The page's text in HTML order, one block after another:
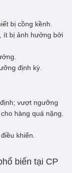
bị cồng kềnh.
ít bị ảnh hưởng bởi
định kỳ.
vượt ngưỡng
hàng quá nặng.
khiển.
biến tại CP